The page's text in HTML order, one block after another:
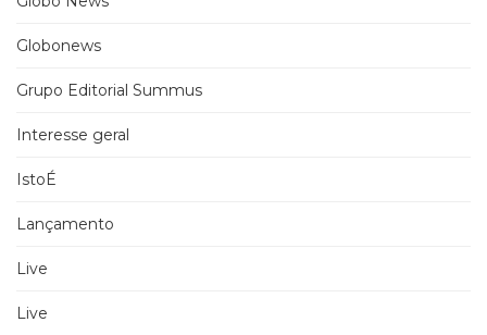
Globonews
Grupo Editorial Summus
Interesse geral
IstoÉ
Lançamento
Live
Live